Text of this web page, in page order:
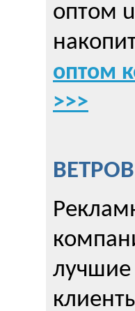
оптом
оптом
>>>